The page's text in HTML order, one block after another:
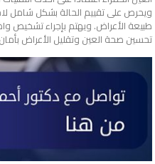
ويحرص على تقييم الحالة بشكل شامل
طبيعة الأعراض. ويهتم بإجراء تشخيص
تحسين صحة العين وتقليل الأعراض